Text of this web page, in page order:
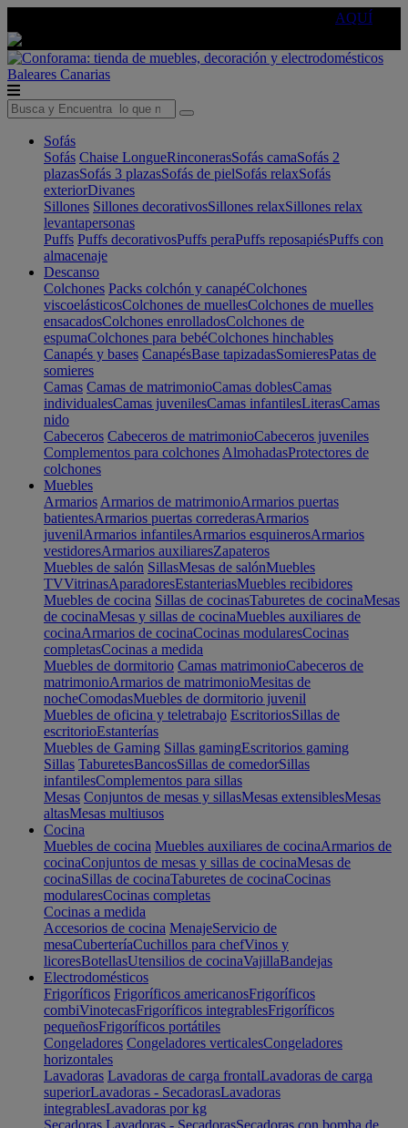
AQUÍ
Baleares Canarias
Sofás
Sofás Chaise LongueRinconerasSofás camaSofás 2
plazasSofás 3 plazasSofás de pielSofás relaxSofás
exteriorDivanes
Sillones Sillones decorativosSillones relaxSillones relax
levantapersonas
Puffs Puffs decorativosPuffs peraPuffs reposapiésPuffs con
almacenaje
Descanso
Colchones Packs colchón y canapéColchones
viscoelásticosColchones de muellesColchones de muelles
ensacadosColchones enrolladosColchones de
espumaColchones para bebéColchones hinchables
Canapés y bases CanapésBase tapizadasSomieresPatas de
somieres
Camas Camas de matrimonioCamas doblesCamas
individualesCamas juvenilesCamas infantilesLiterasCamas
nido
Cabeceros Cabeceros de matrimonioCabeceros juveniles
Complementos para colchones AlmohadasProtectores de
colchones
Muebles
Armarios Armarios de matrimonioArmarios puertas
batientesArmarios puertas correderasArmarios
juvenilArmarios infantilesArmarios esquinerosArmarios
vestidoresArmarios auxiliaresZapateros
Muebles de salón SillasMesas de salónMuebles
TVVitrinasAparadoresEstanteriasMuebles recibidores
Muebles de cocina Sillas de cocinasTaburetes de cocinaMesas
de cocinaMesas y sillas de cocinaMuebles auxiliares de
cocinaArmarios de cocinaCocinas modularesCocinas
completasCocinas a medida
Muebles de dormitorio Camas matrimonioCabeceros de
matrimonioArmarios de matrimonioMesitas de
nocheComodasMuebles de dormitorio juvenil
Muebles de oficina y teletrabajo EscritoriosSillas de
escritorioEstanterías
Muebles de Gaming Sillas gamingEscritorios gaming
Sillas TaburetesBancosSillas de comedorSillas
infantilesComplementos para sillas
Mesas Conjuntos de mesas y sillasMesas extensiblesMesas
altasMesas multiusos
Cocina
Muebles de cocina Muebles auxiliares de cocinaArmarios de
cocinaConjuntos de mesas y sillas de cocinaMesas de
cocinaSillas de cocinaTaburetes de cocinaCocinas
modularesCocinas completas
Cocinas a medida
Accesorios de cocina MenajeServicio de
mesaCuberteríaCuchillos para chefVinos y
licoresBotellasUtensilios de cocinaVajillaBandejas
Electrodomésticos
Frigoríficos Frigoríficos americanosFrigoríficos
combiVinotecasFrigoríficos integrablesFrigoríficos
pequeñosFrigoríficos portátiles
Congeladores Congeladores verticalesCongeladores
horizontales
Lavadoras Lavadoras de carga frontalLavadoras de carga
superiorLavadoras - SecadorasLavadoras
integrablesLavadoras por kg
Secadoras Lavadoras - SecadorasSecadoras con bomba de